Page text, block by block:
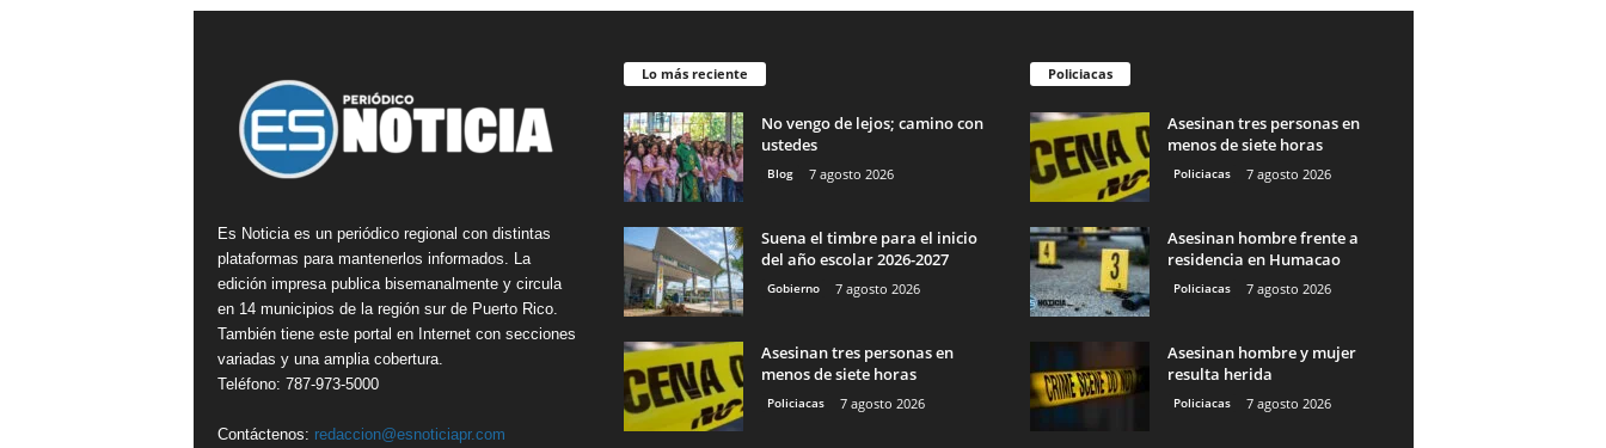
Es Noticia es un periódico regional con distintas
plataformas para mantenerlos informados. La
edición impresa publica bisemanalmente y circula
en 14 municipios de la región sur de Puerto Rico.
También tiene este portal en Internet con secciones
variadas y una amplia cobertura.
Teléfono: 787-973-5000
Contáctenos: redaccion@esnoticiapr.com
Lo más reciente
No vengo de lejos; camino con
ustedes
Blog 7 agosto 2026
Suena el timbre para el inicio
del año escolar 2026-2027
Gobierno 7 agosto 2026
Asesinan tres personas en
menos de siete horas
Policiacas 7 agosto 2026
Policiacas
Asesinan tres personas en
menos de siete horas
Policiacas 7 agosto 2026
Asesinan hombre frente a
residencia en Humacao
Policiacas 7 agosto 2026
Asesinan hombre y mujer
resulta herida
Policiacas 7 agosto 2026